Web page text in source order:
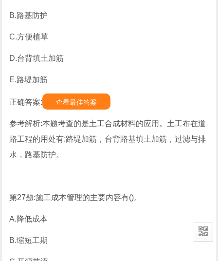
B.路基防护
C.方便植草
D.台背填土加筋
E.路堤加筋
正确答案: 查看最佳答案
参考解析:本题考查的是土工合成材料的应用。土工布在道
路工程的用处有:路堤加筋，台背路基填土加筋，过滤与排
水，路基防护。
第27题:施工成本管理的主要内容有()。
A.降低成本
B.缩短工期